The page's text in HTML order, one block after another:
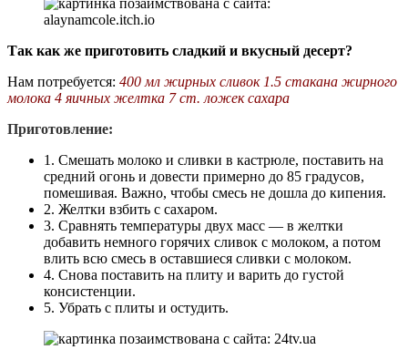
Так как же приготовить сладкий и вкусный десерт?
Нам потребуется: 400 мл жирных сливок 1.5 стакана жирного
молока 4 яичных желтка 7 ст. ложек сахара
Приготовление:
1. Смешать молоко и сливки в кастрюле, поставить на
средний огонь и довести примерно до 85 градусов,
помешивая. Важно, чтобы смесь не дошла до кипения.
2. Желтки взбить с сахаром.
3. Сравнять температуры двух масс — в желтки
добавить немного горячих сливок с молоком, а потом
влить всю смесь в оставшиеся сливки с молоком.
4. Снова поставить на плиту и варить до густой
консистенции.
5. Убрать с плиты и остудить.